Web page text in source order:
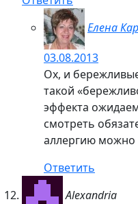
Елена
03.08.2013
Ох, и
такой
эффекта
смотреть
аллергию можно
Ответить
Alexandria